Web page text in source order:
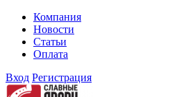
Компания
Новости
Статьи
Оплата
Вход Регистрация